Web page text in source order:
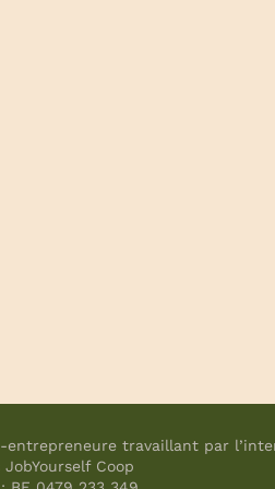
entrepreneure travaillant par
JobYourself Coop